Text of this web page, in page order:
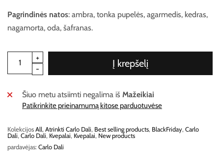
Pagrindinės natos: ambra, tonka pupelės, agarmedis, kedras,
nagamorta, oda, šafranas.
Į krepšelį
Šiuo metu atsiimti negalima išMažeikiai
Patikrinkite prieinamumą kitose parduotuvėse
KolekcijosAll, Atrinkti Carlo Dali, Best selling products, BlackFriday, Carlo
Dali, Carlo Dali, Kvepalai, Kvepalai, New products
pardavėjas: Carlo Dali